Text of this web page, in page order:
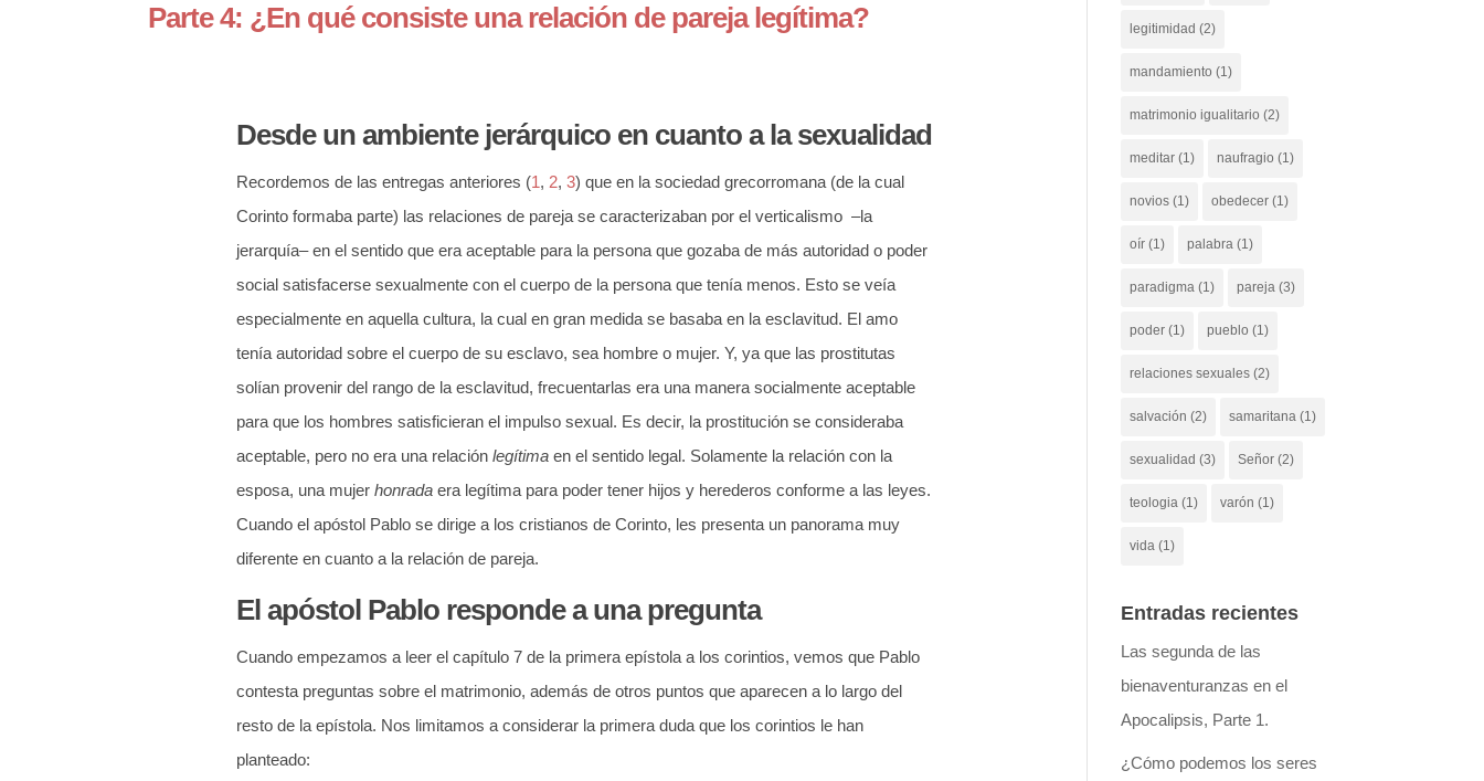
Parte 4: ¿En qué consiste una relación de pareja legítima?
Desde un ambiente jerárquico en cuanto a la sexualidad
Recordemos de las entregas anteriores (1, 2, 3) que en la sociedad grecorromana (de la cual
Corinto formaba parte) las relaciones de pareja se caracterizaban por el verticalismo –la
jerarquía– en el sentido que era aceptable para la persona que gozaba de más autoridad o poder
social satisfacerse sexualmente con el cuerpo de la persona que tenía menos. Esto se veía
especialmente en aquella cultura, la cual en gran medida se basaba en la esclavitud. El amo
tenía autoridad sobre el cuerpo de su esclavo, sea hombre o mujer. Y, ya que las prostitutas
solían provenir del rango de la esclavitud, frecuentarlas era una manera socialmente aceptable
para que los hombres satisficieran el impulso sexual. Es decir, la prostitución se consideraba
aceptable, pero no era una relación legítimaen el sentido legal. Solamente la relación con la
esposa, una mujer honradaera legítima para poder tener hijos y herederos conforme a las leyes.
Cuando el apóstol Pablo se dirige a los cristianos de Corinto, les presenta un panorama muy
diferente en cuanto a la relación de pareja.
El apóstol Pablo responde a una pregunta
Cuando empezamos a leer el capítulo 7 de la primera epístola a los corintios, vemos que Pablo
contesta preguntas sobre el matrimonio, además de otros puntos que aparecen a lo largo del
resto de la epístola. Nos limitamos a considerar la primera duda que los corintios le han
planteado:
legitimidad (2)
mandamiento (1)
matrimonio igualitario (2)
meditar (1) naufragio (1)
novios (1) obedecer (1)
oír (1) palabra (1)
paradigma (1) pareja (3)
poder (1) pueblo (1)
relaciones sexuales (2)
salvación (2) samaritana (1)
sexualidad (3) Señor (2)
teologia (1) varón (1)
vida (1)
Entradas recientes
Las segunda de las
bienaventuranzas en el
Apocalipsis, Parte 1.
¿Cómo podemos los seres